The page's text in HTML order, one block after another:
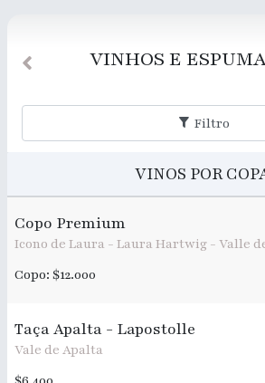
VINHOS E
Filtro
VINOS POR
Copo Premium
Icono de Laura - Laura Hartwig - Valle
Copo: $12.000
Taça Apalta - Lapostolle
Vale de Apalta